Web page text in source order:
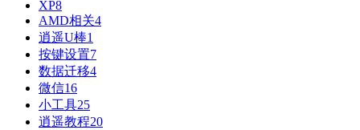
XP8
AMD相关4
逍遥U棒1
按键设置7
数据迁移4
微信16
小工具25
逍遥教程20